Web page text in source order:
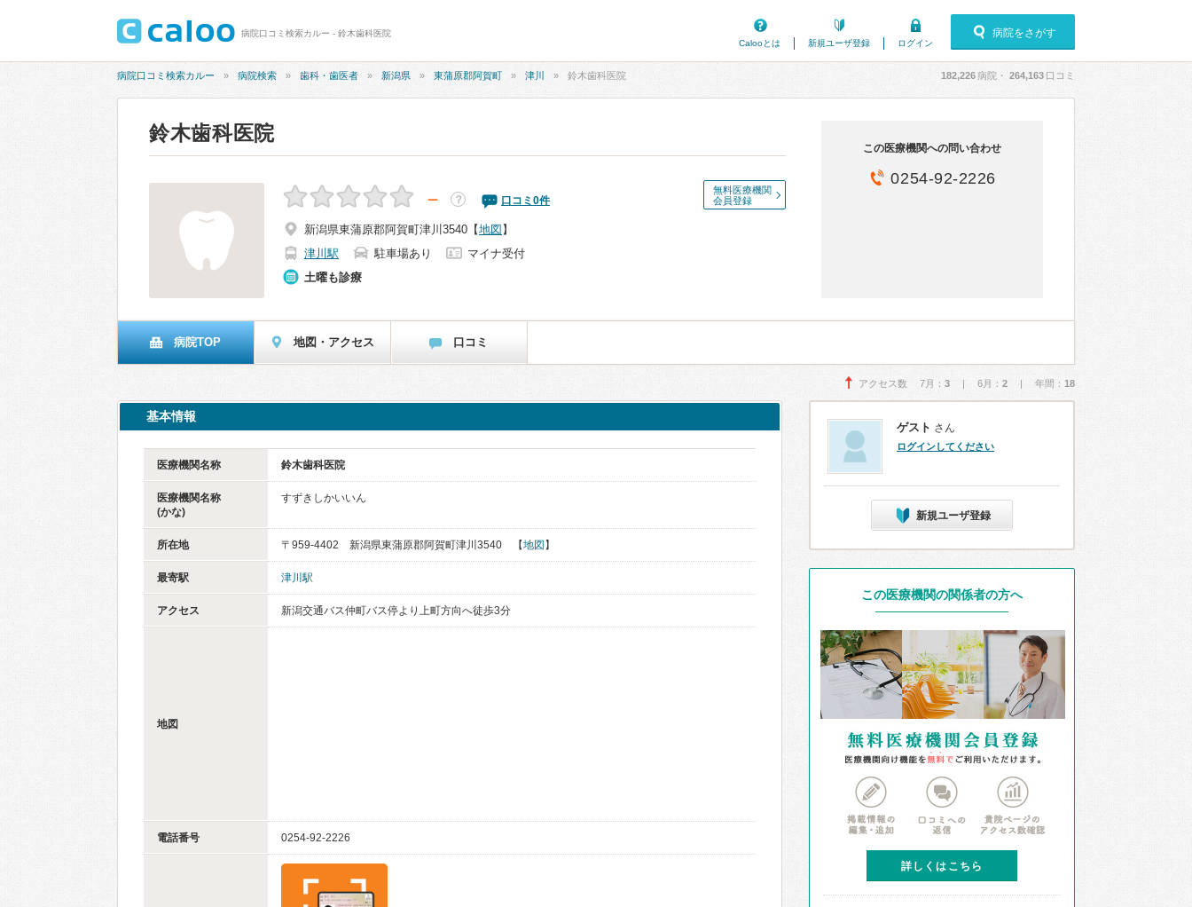
病院口コミ検索カルー - 鈴木歯科医院
Calooとは
新規ユーザ登録 ログイン
病院をさがす
病院口コミ検索カルー 病院検索 歯科・歯医者 新潟県 東蒲原郡阿賀町 津川 鈴木歯科医院 182,226病院・ 264,163 口コミ
鈴木歯科医院
無料医療機関
会員登録
－ ？ 口コミ 0件
新潟県東蒲原郡阿賀町津川3540 【地図 】
津川駅
駐車場あり
マイナ受付
土曜も診療
この医療機関への問い合わせ
0254-92-2226
病院TOP 地図・アクセス 口コミ
アクセス数 7月： 3 | 6月： 2 | 年間： 18
基本情報
医療機関名称 鈴木歯科医院
医療機関名称
(かな)
すずきしかいいん
所在地 〒959-4402 新潟県東蒲原郡阿賀町津川3540 【地図 】
最寄駅 津川駅
アクセス 新潟交通バス仲町バス停より上町方向へ徒歩3分
地図
電話番号 0254-92-2226
ゲスト さん
ログインしてください
新規ユーザ登録
この医療機関の関係者の方へ
詳しくはこちら